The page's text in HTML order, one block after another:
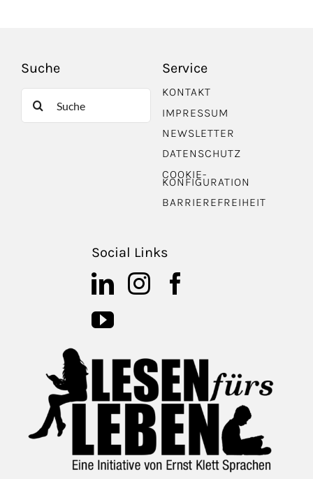
Suche
Suche
nach:
Service
KONTAKT
IMPRESSUM
NEWSLETTER
DATENSCHUTZ
COOKIE-
KONFIGURATION
BARRIEREFREIHEIT
Social Links